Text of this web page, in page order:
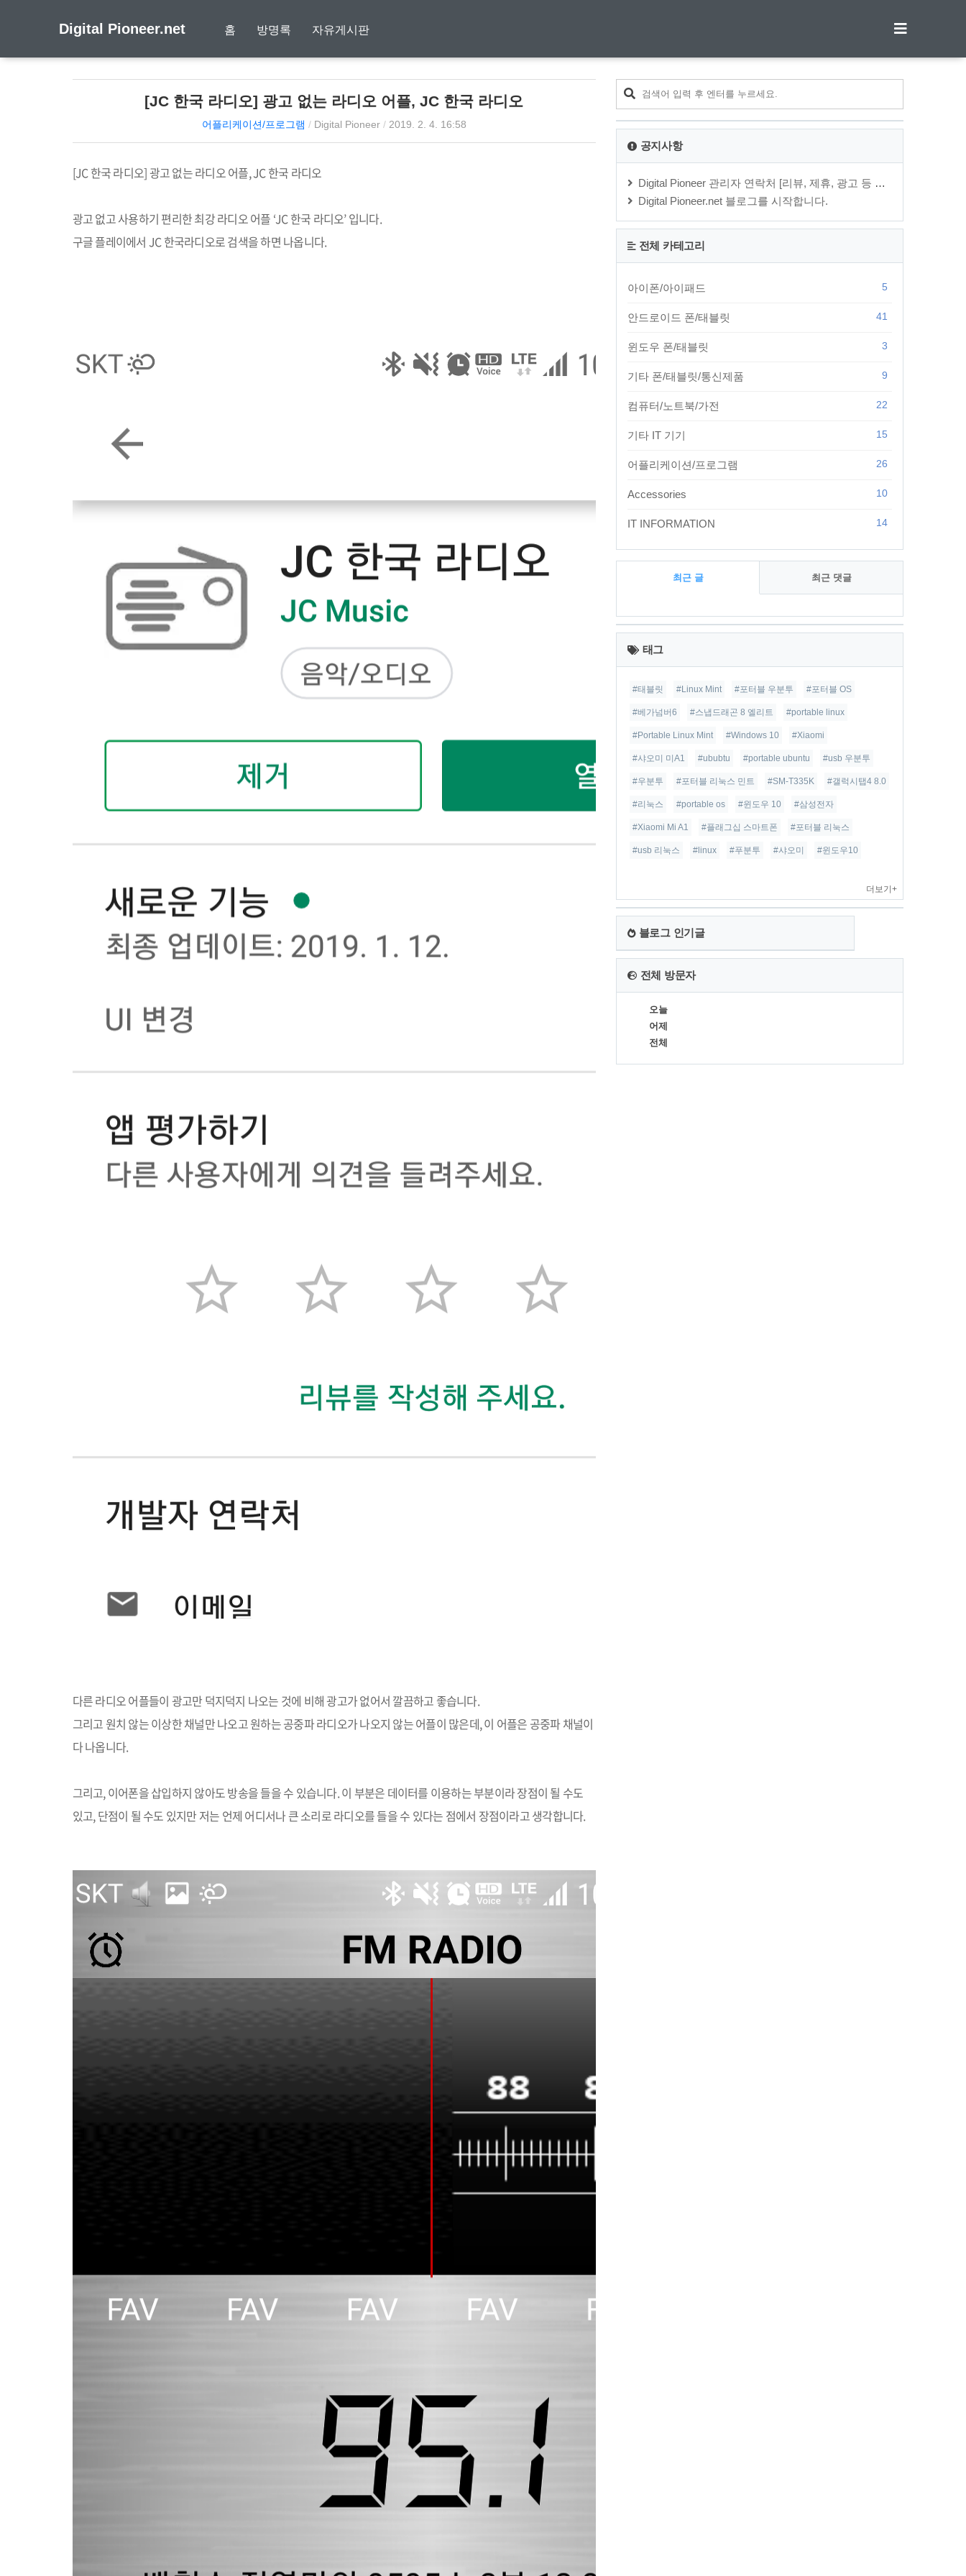
Digital Pioneer.net 홈 방명록 자유게시판
[JC 한국 라디오] 광고 없는 라디오 어플, JC 한국 라디오
어플리케이션/프로그램 / Digital Pioneer/ 2019. 2. 4. 16:58
[JC한국 라디오]광고 없는 라디오 어플, JC한국 라디오
광고 없고 사용하기 편리한 최강 라디오 어플 ‘JC한국 라디오’입니다.
구글 플레이에서 JC한국라디오로 검색을 하면 나옵니다.
다른 라디오 어플들이 광고만 덕지덕지 나오는 것에 비해 광고가 없어서 깔끔하고 좋습니다.
그리고 원치 않는 이상한 채널만 나오고 원하는 공중파 라디오가 나오지 않는 어플이 많은데,이 어플은 공중파 채널이
다 나옵니다.
그리고,이어폰을 삽입하지 않아도 방송을 들을 수 있습니다.이 부분은 데이터를 이용하는 부분이라 장점이 될 수도
있고,단점이 될 수도 있지만 저는 언제 어디서나 큰 소리로 라디오를 들을 수 있다는 점에서 장점이라고 생각합니다.
공지사항
Digital Pioneer 관리자 연락처 [리뷰, 제휴, 광고 등 문의⋯
Digital Pioneer.net 블로그를 시작합니다.
전체 카테고리
아이폰/아이패드 5
안드로이드 폰/태블릿 41
윈도우 폰/태블릿 3
기타 폰/태블릿/통신제품 9
컴퓨터/노트북/가전 22
기타 IT 기기 15
어플리케이션/프로그램 26
Accessories 10
IT INFORMATION 14
최근 글 최근 댓글
최
근
글 태그
#태블릿 #Linux Mint #포터블 우분투 #포터블 OS
#베가넘버6 #스냅드래곤 8 엘리트 #portable linux
#Portable Linux Mint #Windows 10 #Xiaomi
#샤오미 미A1 #ububtu #portable ubuntu #usb 우분투
#우분투 #포터블 리눅스 민트 #SM-T335K #갤럭시탭4 8.0
#리눅스 #portable os #윈도우 10 #삼성전자
#Xiaomi Mi A1 #플래그십 스마트폰 #포터블 리눅스
#usb 리눅스 #linux #푸분투 #샤오미 #윈도우10
더보기+
블로그 인기글
전체 방문자
오늘
어제
전체